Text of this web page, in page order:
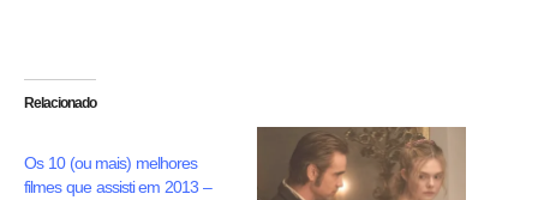
Relacionado
Os 10 (ou mais) melhores
filmes que assisti em 2013 –